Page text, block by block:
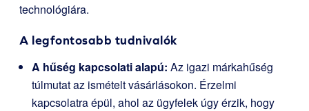
technológiára.
A legfontosabb tudnivalók
A hűség kapcsolati alapú: Az igazi márkahűség
túlmutat az ismételt vásárlásokon. Érzelmi
kapcsolatra épül, ahol az ügyfelek úgy érzik, hogy